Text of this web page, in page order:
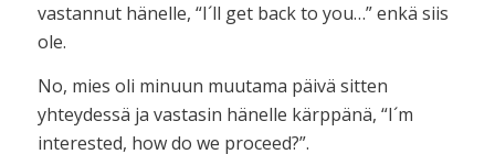
vastannut hänelle, “I´ll get back to you…” enkä siis
ole.
No, mies oli minuun muutama päivä sitten
yhteydessä ja vastasin hänelle kärppänä, “I´m
interested, how do we proceed?”.